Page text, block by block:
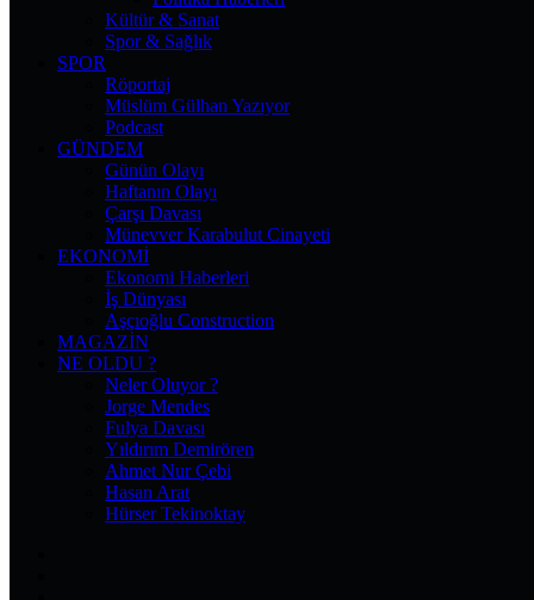
Kültür & Sanat
Spor & Sağlık
SPOR
Röportaj
Müslüm Gülhan Yazıyor
Podcast
GÜNDEM
Günün Olayı
Haftanın Olayı
Çarşı Davası
Münevver Karabulut Cinayeti
EKONOMI
Ekonomi Haberleri
İş Dünyası
Aşçıoğlu Construction
MAGAZIN
NE OLDU ?
Neler Oluyor ?
Jorge Mendes
Fulya Davası
Yıldırım Demirören
Ahmet Nur Çebi
Hasan Arat
Hürser Tekinoktay